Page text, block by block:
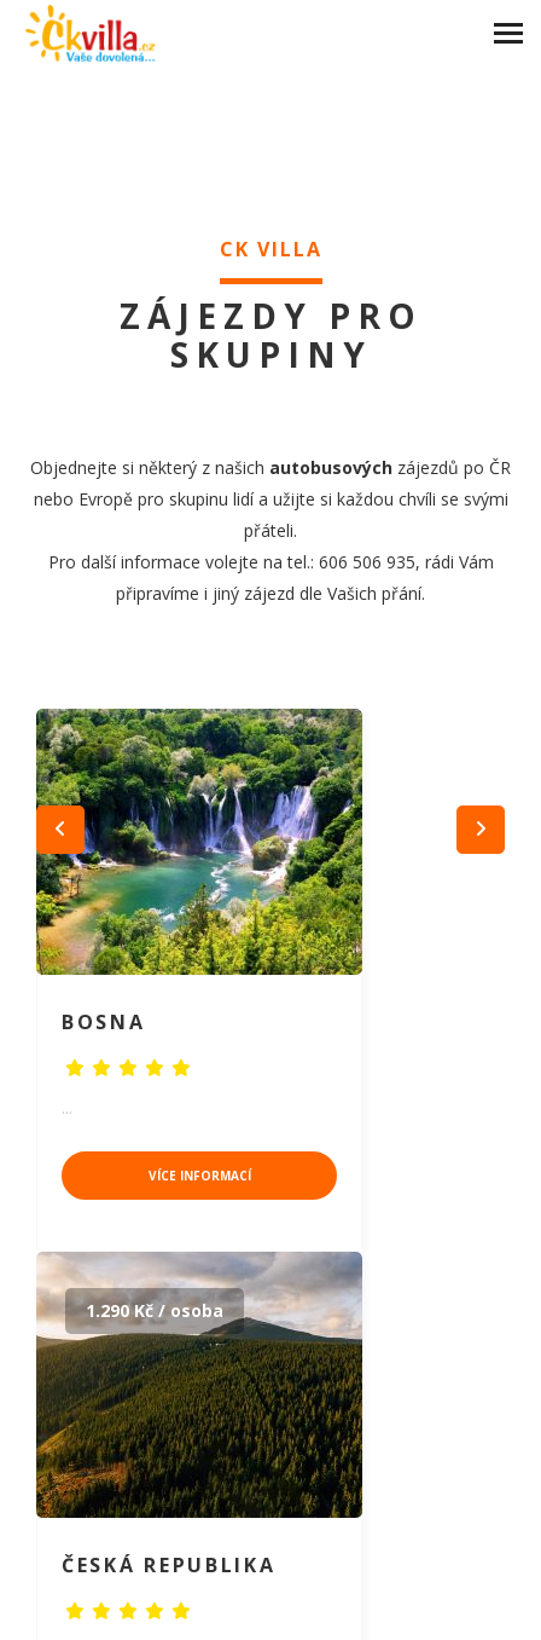
CK VILLA
ZÁJEZDY PRO
SKUPINY
Objednejte si některý z našich autobusových zájezdů po ČR
nebo Evropě pro skupinu lidí a užijte si každou chvíli se svými
přáteli.
Pro další informace volejte na tel.: 606 506 935, rádi Vám
připravíme i jiný zájezd dle Vašich přání.
BOSNA
…
VÍCE INFORMACÍ
1.290 Kč / osoba
ČESKÁ REPUBLIKA